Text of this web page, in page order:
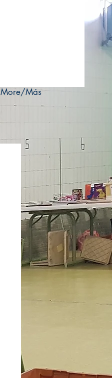
More/Más